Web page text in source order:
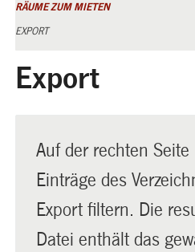
RÄUME ZUM MIETEN
EXPORT
Export
Auf der rechten
Einträge des
Export filtern. Die
Datei enthält das